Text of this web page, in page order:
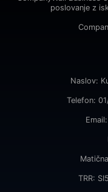
poslovanje z
Naslov:
Telefon:
Email:
TRR: